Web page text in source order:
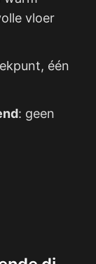
vloer
één
: geen